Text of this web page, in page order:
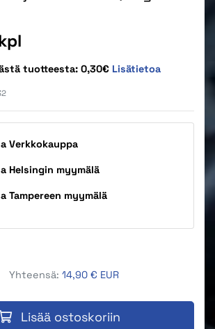
tuotteesta: 0,30€ Lisätietoa
Verkkokauppa
Helsingin myymälä
Tampereen myymälä
Yhteensä: 14,90 € EUR
Lisää ostoskoriin